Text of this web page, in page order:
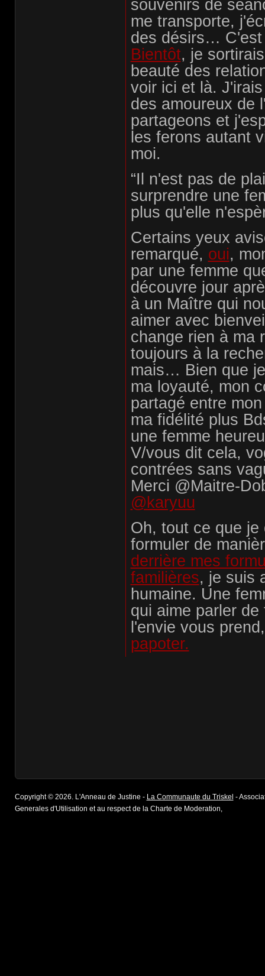
souvenirs de
me transporte,
des désirs…
Bientôt, je
beauté des
voir ici et là.
des amoureux de
partageons et
les ferons autant
moi.
“Il n'est pas de
surprendre une
plus qu'elle
Certains yeux
remarqué, oui,
par une femme
découvre jour
à un Maître qui
aimer avec
change rien à ma
toujours à la
mais… Bien que
ma loyauté, mon
partagé entre
ma fidélité plus
une femme
V/vous dit cela,
contrées sans
Merci @Maitre-
@karyuu
Oh, tout ce que
formuler de
derrière mes
familières, je suis
humaine. Une
qui aime parler
l'envie vous
papoter.
Copyright © 2026. L'Anneau de Justine - La Communaute du Triskel -
Generales d'Utilisation et au respect de la Charte de Moderation,